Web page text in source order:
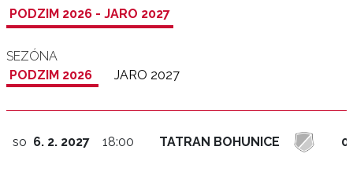
PODZIM 2026 - JARO 2027
SEZÓNA
PODZIM 2026
JARO 2027
so 6. 2. 2027 18:00 TATRAN BOHUNICE